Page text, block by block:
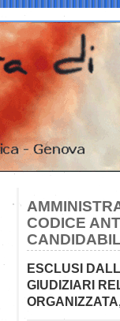
CODICE
ESCLUSI
GIUDIZIARI